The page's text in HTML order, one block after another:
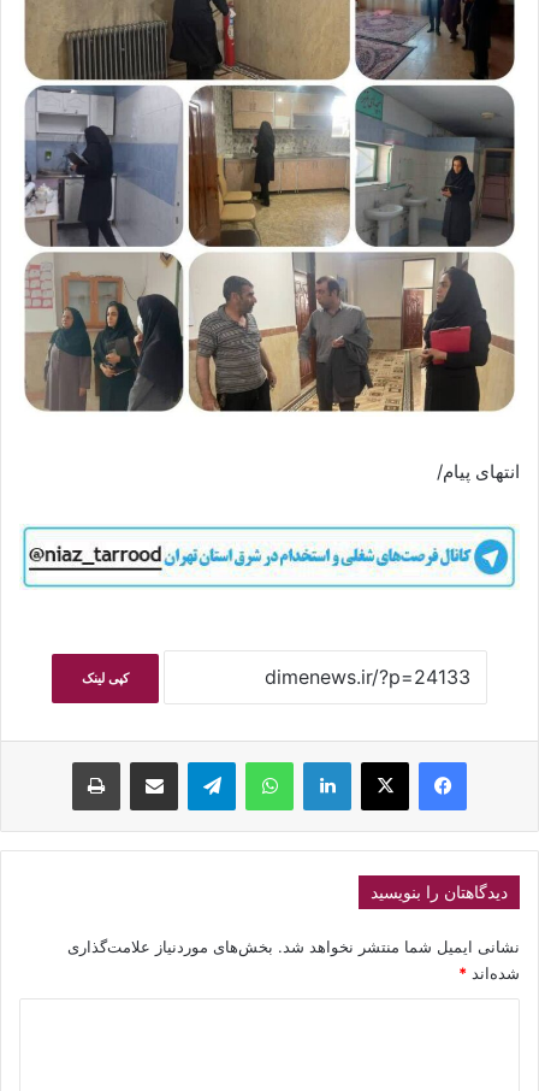
انتهای پیام/
کپی لینک
فیسبوکایکس لینکداین واتس آپ تلگرام اشتراک گذاری با ایمیل چاپ
دیدگاهتان را بنویسید
نشانی ایمیل شما منتشر نخواهد شد. بخش‌های موردنیاز علامت‌گذاری
شده‌اند *